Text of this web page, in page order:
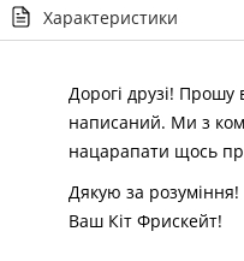
Характеристики
Дорогі друзі!
написаний. Ми з
нацарапати щось
Дякую за розуміння!
Ваш Кіт Фрискейт!